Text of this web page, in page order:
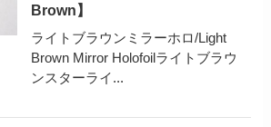
Brown】
ライトブラウンミラーホロ/Light
Brown Mirror Holofoilライトブラウ
ンスターライ...